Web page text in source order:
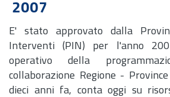
2007
E' stato approvato dalla
Interventi (PIN) per l'anno
operativo della
collaborazione Regione -
dieci anni fa, conta oggi su